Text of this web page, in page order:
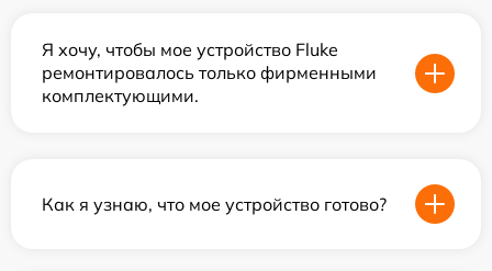
Я хочу, чтобы мое устройство Fluke
ремонтировалось только фирменными
комплектующими.
Как я узнаю, что мое устройство готово?